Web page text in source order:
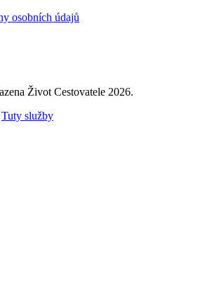
osobních údajů
Život Cestovatele 2026.
Tuty služby